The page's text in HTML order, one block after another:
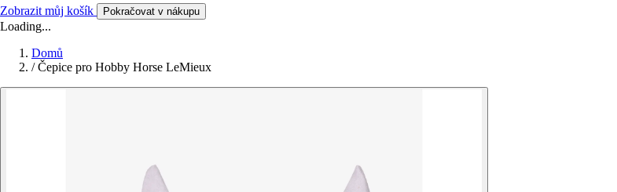
Zobrazit můj košík Pokračovat v nákupu
Loading...
Domů
/ Čepice pro Hobby Horse LeMieux